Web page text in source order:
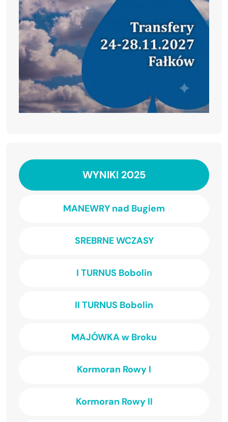
WYNIKI 2025
MANEWRY nad Bugiem
SREBRNE WCZASY
I TURNUS Bobolin
II TURNUS Bobolin
MAJÓWKA w Broku
Kormoran Rowy I
Kormoran Rowy II